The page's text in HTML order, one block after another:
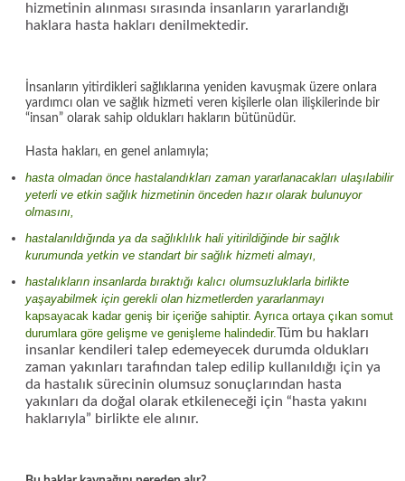
hizmetinin alınması sırasında insanların yararlandığı
haklara hasta hakları denilmektedir.
İnsanların yitirdikleri sağlıklarına yeniden kavuşmak üzere onlara
yardımcı olan ve sağlık hizmeti veren kişilerle olan ilişkilerinde bir
“insan” olarak sahip oldukları hakların bütünüdür.
Hasta hakları, en genel anlamıyla;
hasta olmadan önce hastalandıkları zaman yararlanacakları ulaşılabilir
yeterli ve etkin sağlık hizmetinin önceden hazır olarak bulunuyor
olmasını,
hastalanıldığında ya da sağlıklılık hali yitirildiğinde bir sağlık
kurumunda yetkin ve standart bir sağlık hizmeti almayı,
hastalıkların insanlarda bıraktığı kalıcı olumsuzluklarla birlikte
yaşayabilmek için gerekli olan hizmetlerden yararlanmayı
kapsayacak kadar geniş bir içeriğe sahiptir. Ayrıca ortaya çıkan somut
durumlara göre gelişme ve genişleme halindedir.Tüm bu hakları
insanlar kendileri talep edemeyecek durumda oldukları
zaman yakınları tarafından talep edilip kullanıldığı için ya
da hastalık sürecinin olumsuz sonuçlarından hasta
yakınları da doğal olarak etkileneceği için “hasta yakını
haklarıyla” birlikte ele alınır.